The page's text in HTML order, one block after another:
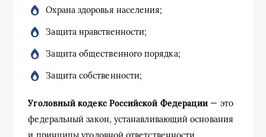
Охрана здоровья населения;
Защита нравственности;
Защита общественного порядка;
Защита собственности;
Уголовный кодекс Российской Федерации — это
федеральный закон, устанавливающий основания